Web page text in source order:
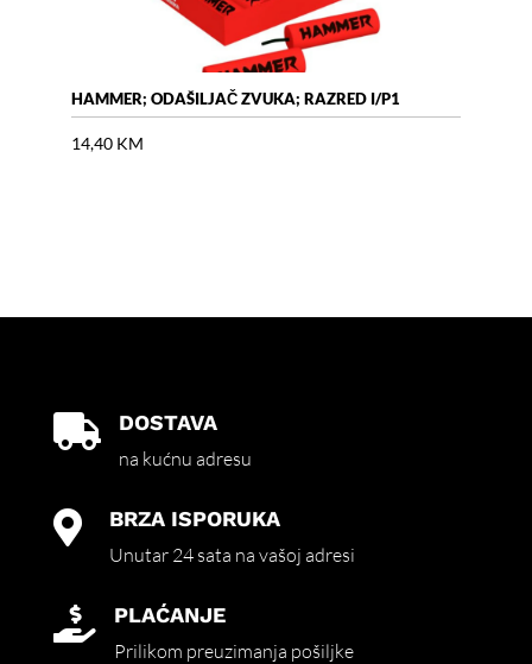
HAMMER; ODAŠILJAČ ZVUKA; RAZRED I/P1
14,40 KM
 DOSTAVA
na kućnu adresu
 BRZA ISPORUKA
Unutar 24 sata na vašoj adresi
 PLAĆANJE
Prilikom preuzimanja pošiljke